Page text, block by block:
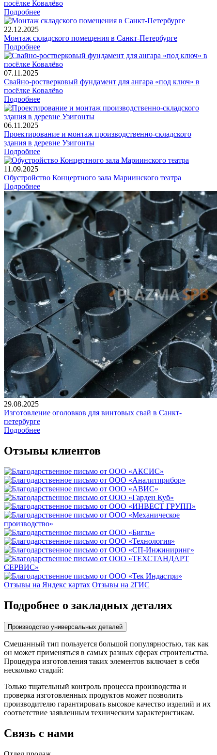
посёлке Ковалёво
Подробнее
22.12.2025
Монтаж складского помещения в Санкт-Петербурге
Подробнее
07.11.2025
Свайно-ростверковый фундамент для ангара «под ключ» в
посёлке Ковалёво
Подробнее
06.11.2025
Проектирование и монтаж производственно-складского
здания в деревне Узигонты
Подробнее
11.09.2025
Обустройство Концертного зала Мариинского театра
Подробнее
29.08.2025
Изготовление оголовков для винтовых свай в Санкт-
петербурге
Подробнее
Отзывы клиентов
Отзывы на Яндекс картах Отзывы на 2ГИС
Подробнее о закладных деталях
Производство универсальных деталей
Смешанный тип пользуется большой популярностью, так как
он может применяться в самых разных сферах строительства.
Процедура изготовления таких элементов включает в себя
несколько стадий:
Только тщательный контроль процесса производства и
проверка изготовленных продуктов может позволить
производителю гарантировать высокое качество изделий и их
соответствие заявленным техническим характеристикам.
Связь с нами